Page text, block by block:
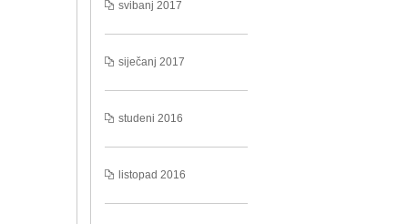
svibanj 2017
siječanj 2017
studeni 2016
listopad 2016